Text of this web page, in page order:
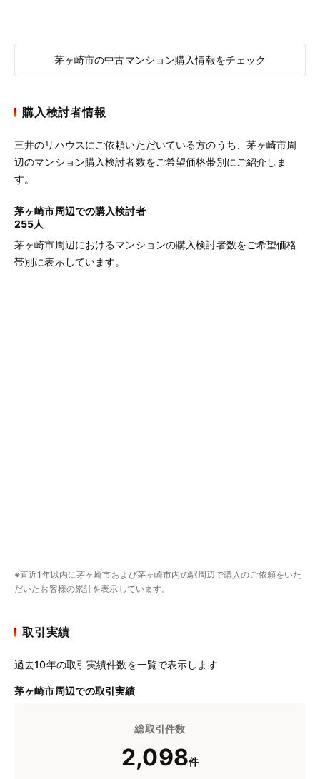
茅ヶ崎市の中古マンション購入情報をチェック
購入検討者情報
三井のリハウスにご依頼いただいている方のうち、茅ヶ崎市周
辺のマンション購入検討者数をご希望価格帯別にご紹介しま
す。
茅ヶ崎市周辺での購入検討者
255人
茅ヶ崎市周辺におけるマンションの購入検討者数をご希望価格
帯別に表示しています。
※直近1年以内に茅ヶ崎市および茅ヶ崎市内の駅周辺で購入のご依頼をいた
だいたお客様の累計を表示しています。
取引実績
過去10年の取引実績件数を一覧で表示します
茅ヶ崎市周辺での取引実績
総取引件数
2,098件